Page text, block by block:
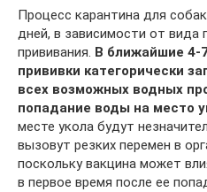
Процесс карантина для
дней, в зависимости от вида
прививания. В ближайшие 4-
прививки категорически
всех возможных водных
попадание воды на место
месте укола будут
вызовут резких перемен в
поскольку вакцина может
в первое время после ее